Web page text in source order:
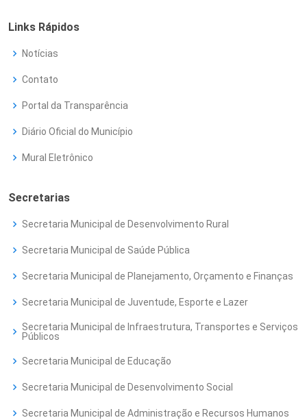
Links Rápidos
Notícias
Contato
Portal da Transparência
Diário Oficial do Município
Mural Eletrônico
Secretarias
Secretaria Municipal de Desenvolvimento Rural
Secretaria Municipal de Saúde Pública
Secretaria Municipal de Planejamento, Orçamento e Finanças
Secretaria Municipal de Juventude, Esporte e Lazer
Secretaria Municipal de Infraestrutura, Transportes e Serviços
Públicos
Secretaria Municipal de Educação
Secretaria Municipal de Desenvolvimento Social
Secretaria Municipal de Administração e Recursos Humanos